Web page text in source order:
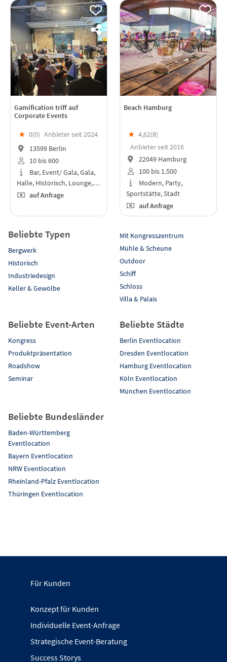
Gamification triff auf
Corporate Events
★ 0(0) Anbieter seit 2024
13599 Berlin
10 bis 600
Bar, Event/ Gala, Gala,
Halle, Historisch, Lounge,…
auf Anfrage
Beach Hamburg
★ 4,62(8)
Anbieter seit 2016
22049 Hamburg
100 bis 1.500
Modern, Party,
Sportstätte, Stadt
auf Anfrage
Beliebte Typen
Bergwerk
Historisch
Industriedesign
Keller & Gewölbe
Mit Kongresszentrum
Mühle & Scheune
Outdoor
Schiff
Schloss
Villa & Palais
Beliebte Event-Arten
Kongress
Produktpräsentation
Roadshow
Seminar
Beliebte Städte
Berlin Eventlocation
Dresden Eventlocation
Hamburg Eventlocation
Köln Eventlocation
München Eventlocation
Beliebte Bundesländer
Baden-Württemberg
Eventlocation
Bayern Eventlocation
NRW Eventlocation
Rheinland-Pfalz Eventlocation
Thüringen Eventlocation
Für Kunden
Konzept für Kunden
Individuelle Event-Anfrage
Strategische Event-Beratung
Success Storys